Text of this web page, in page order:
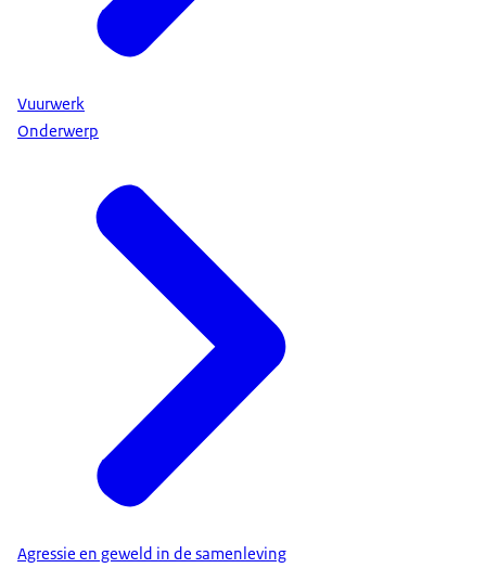
Vuurwerk
Onderwerp
Agressie en geweld in de samenleving